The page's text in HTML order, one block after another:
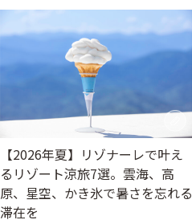
【2026年夏】リゾナーレで叶え
るリゾート涼旅7選。雲海、高
原、星空、かき氷で暑さを忘れる
滞在を